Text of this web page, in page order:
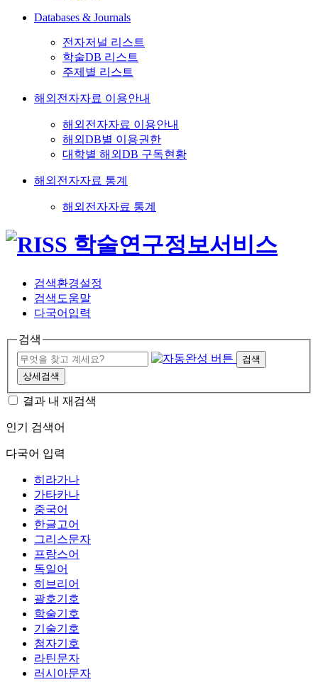
Databases & Journals
전자저널 리스트
학술DB 리스트
주제별 리스트
해외전자자료 이용안내
해외전자자료 이용안내
해외DB별 이용권한
대학별 해외DB 구독현황
해외전자자료 통계
해외전자자료 통계
검색환경설정
검색도움말
다국어입력
검색
검색
상세검색
결과 내 재검색
인기 검색어
다국어 입력
히라가나
가타카나
중국어
한글고어
그리스문자
프랑스어
독일어
히브리어
괄호기호
학술기호
기술기호
첨자기호
라틴문자
러시아문자